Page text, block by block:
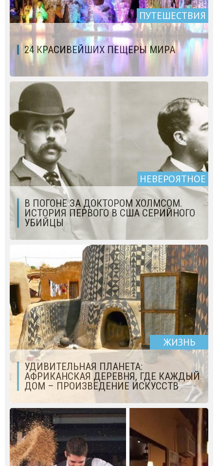
ПУТЕШЕСТВИЯ
24 КРАСИВЕЙШИХ ПЕЩЕРЫ МИРА
НЕВЕРОЯТНОЕ
В ПОГОНЕ ЗА ДОКТОРОМ ХОЛМСОМ.
ИСТОРИЯ ПЕРВОГО В США СЕРИЙНОГО
УБИЙЦЫ
ЖИЗНЬ
УДИВИТЕЛЬНАЯ ПЛАНЕТА:
АФРИКАНСКАЯ ДЕРЕВНЯ, ГДЕ КАЖДЫЙ
ДОМ – ПРОИЗВЕДЕНИЕ ИСКУССТВ